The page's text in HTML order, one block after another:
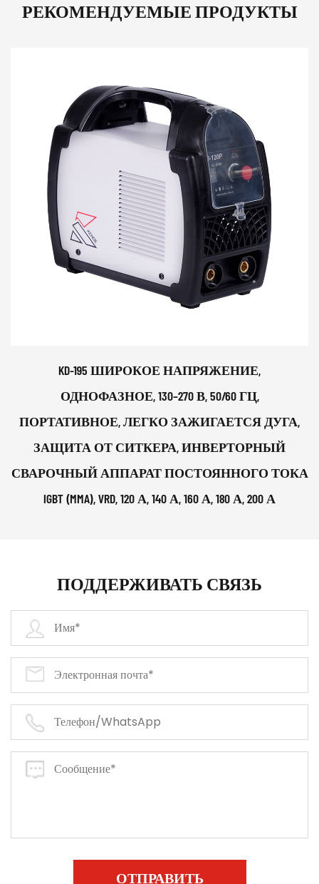
РЕКОМЕНДУЕМЫЕ ПРОДУКТЫ
KD-195 ШИРОКОЕ НАПРЯЖЕНИЕ,
ОДНОФАЗНОЕ, 130–270 В, 50/60 ГЦ,
ПОРТАТИВНОЕ, ЛЕГКО ЗАЖИГАЕТСЯ ДУГА,
ЗАЩИТА ОТ СИТКЕРА, ИНВЕРТОРНЫЙ
СВАРОЧНЫЙ АППАРАТ ПОСТОЯННОГО ТОКА
IGBT (MMA), VRD, 120 А, 140 А, 160 А, 180 А, 200 А
ПОДДЕРЖИВАТЬ СВЯЗЬ
ОТПРАВИТЬ